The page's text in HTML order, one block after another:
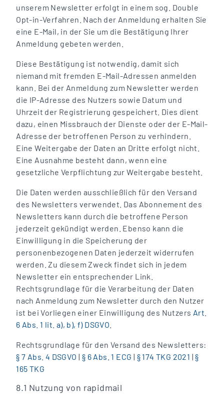
unserem Newsletter erfolgt in einem sog. Double
Opt-in-Verfahren. Nach der Anmeldung erhalten Sie
eine E-Mail, in der Sie um die Bestätigung Ihrer
Anmeldung gebeten werden.
Diese Bestätigung ist notwendig, damit sich
niemand mit fremden E-Mail-Adressen anmelden
kann. Bei der Anmeldung zum Newsletter werden
die IP-Adresse des Nutzers sowie Datum und
Uhrzeit der Registrierung gespeichert. Dies dient
dazu, einen Missbrauch der Dienste oder der E-Mail-
Adresse der betroffenen Person zu verhindern.
Eine Weitergabe der Daten an Dritte erfolgt nicht.
Eine Ausnahme besteht dann, wenn eine
gesetzliche Verpflichtung zur Weitergabe besteht.
Die Daten werden ausschließlich für den Versand
des Newsletters verwendet. Das Abonnement des
Newsletters kann durch die betroffene Person
jederzeit gekündigt werden. Ebenso kann die
Einwilligung in die Speicherung der
personenbezogenen Daten jederzeit widerrufen
werden. Zu diesem Zweck findet sich in jedem
Newsletter ein entsprechender Link.
Rechtsgrundlage für die Verarbeitung der Daten
nach Anmeldung zum Newsletter durch den Nutzer
ist bei Vorliegen einer Einwilligung des Nutzers Art.
6 Abs. 1 lit. a), b), f) DSGVO
Rechtsgrundlage für den Versand des Newsletters:
§ 7 Abs. 4 DSGVO | § 6 Abs. 1 ECG | § 174 TKG 2021 |§
165 TKG
8.1 Nutzung von rapidmail